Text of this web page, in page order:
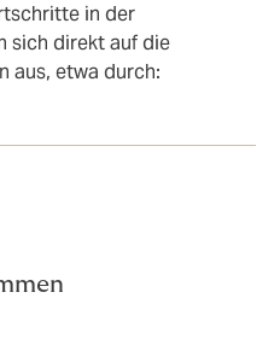
in der
sich direkt auf die
aus, etwa durch: